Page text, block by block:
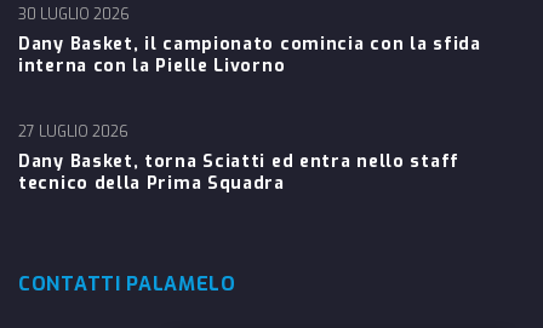
Dany Basket, il campionato comincia con la sfida
interna con la Pielle Livorno
30 LUGLIO 2026
Dany Basket, torna Sciatti ed entra nello staff
tecnico della Prima Squadra
27 LUGLIO 2026
CONTATTI PALAMELO